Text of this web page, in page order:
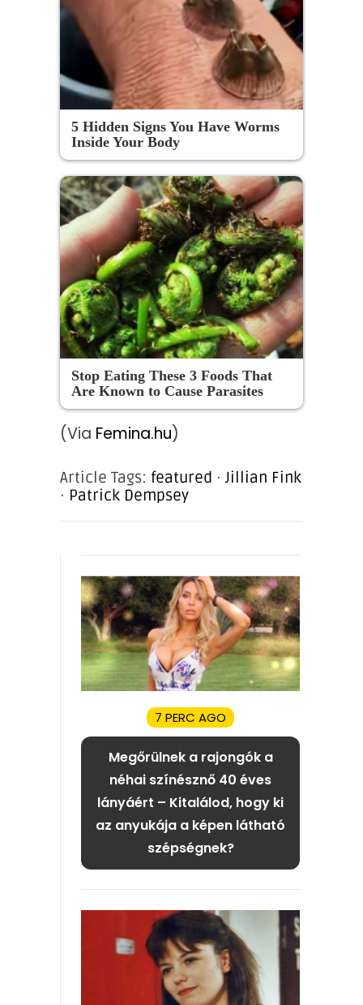
5 Hidden Signs You Have Worms
Inside Your Body
Stop Eating These 3 Foods That
Are Known to Cause Parasites
(Via Femina.hu)
Article Tags: featured · Jillian Fink
· Patrick Dempsey
7 PERC AGO
Megőrülnek a rajongók a
néhai színésznő 40 éves
lányáért – Kitalálod, hogy ki
az anyukája a képen látható
szépségnek?